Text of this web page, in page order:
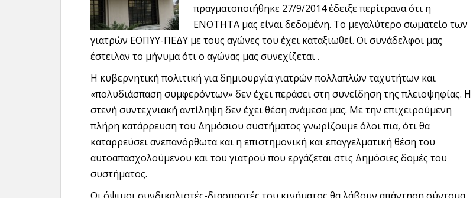
πραγματοποιήθηκε 27/9/2014 έδειξε περίτρανα ότι η
ΕΝΟΤΗΤΑ μας είναι δεδομένη. Το μεγαλύτερο σωματείο των
γιατρών ΕΟΠΥΥ-ΠΕΔΥ με τους αγώνες του έχει καταξιωθεί. Οι συνάδελφοι μας
έστειλαν το μήνυμα ότι ο αγώνας μας συνεχίζεται .
Η κυβερνητική πολιτική για δημιουργία γιατρών πολλαπλών ταχυτήτων και
«πολυδιάσπαση συμφερόντων» δεν έχει περάσει στη συνείδηση της πλειοψηφίας. Η
στενή συντεχνιακή αντίληψη δεν έχει θέση ανάμεσα μας. Με την επιχειρούμενη
πλήρη κατάρρευση του Δημόσιου συστήματος γνωρίζουμε όλοι πια, ότι θα
καταρρεύσει ανεπανόρθωτα και η επιστημονική και επαγγελματική θέση του
αυτοαπασχολούμενου και του γιατρού που εργάζεται στις Δημόσιες δομές του
συστήματος.